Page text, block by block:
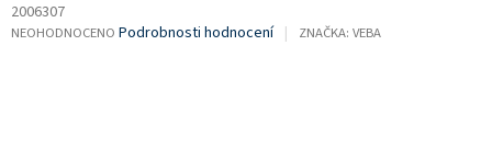
2006307
PRŮMĚRNÉ
NEOHODNOCENO Podrobnosti hodnocení ZNAČKA: VEBA